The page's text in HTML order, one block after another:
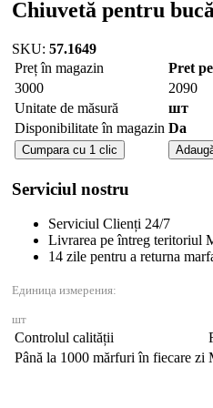
Chiuvetă pentru
SKU: 57.1649
Preț în magazin
Pret
3000
2090
Unitate de măsură
шт
Disponibilitate în magazin Da
Cumpara cu 1 clic
7850
safari
Serviciul nostru
Serviciul Clienți 24/7
Livrarea pe întreg teritoriul
14 zile pentru a returna
Единица измерения:
шт
Controlul calității
Până la 1000 mărfuri în fiecare zi